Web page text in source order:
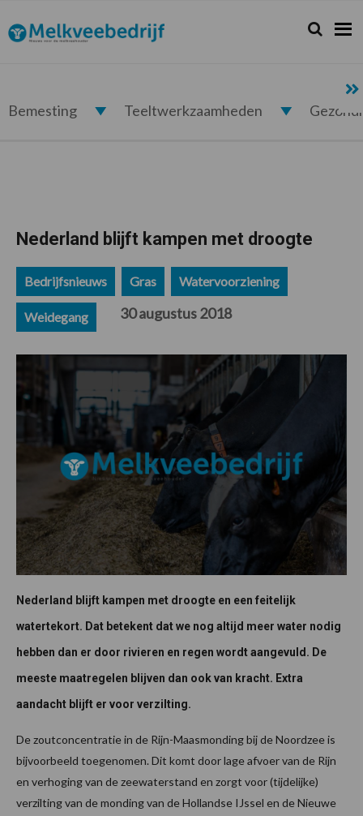
de
hoofdnavigatie
de
hoofd
de
eerste
de
voettekst
Melkveebedrijf.nl Zoeken...
Zoek
Bemesting Teeltwerkzaamheden
Nederland blijft kampen met droogte
Bedrijfsnieuws Gras Watervoorziening
Weidegang 30 augustus 2018
Nederland blijft kampen met droogte en een feitelijk
watertekort. Dat betekent dat we nog altijd meer water nodig
hebben dan er door rivieren en regen wordt aangevuld. De
meeste maatregelen blijven dan ook van kracht. Extra
aandacht blijft er voor verzilting.
De zoutconcentratie in de Rijn-Maasmonding bij de Noordzee is
bijvoorbeeld toegenomen. Dit komt door lage afvoer van de Rijn
en verhoging van de zeewaterstand en zorgt voor (tijdelijke)
verzilting van de monding van de Hollandse IJssel en de Nieuwe